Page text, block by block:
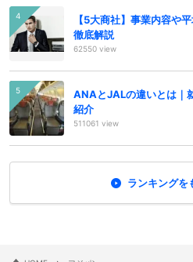
【5大商社】事業内容や
徹底解説
62550 view
ANAとJALの違いとは｜
紹介
511061 view
ランキングを